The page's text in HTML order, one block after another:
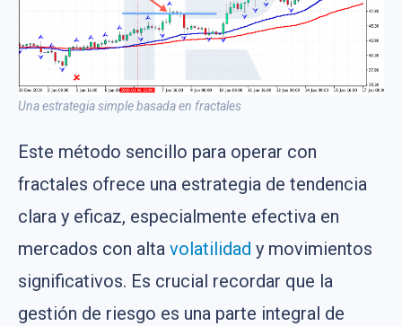
Una estrategia simple basada en fractales
Este método sencillo para operar con
fractales ofrece una estrategia de tendencia
clara y eficaz, especialmente efectiva en
mercados con alta volatilidad y movimientos
significativos. Es crucial recordar que la
gestión de riesgo es una parte integral de